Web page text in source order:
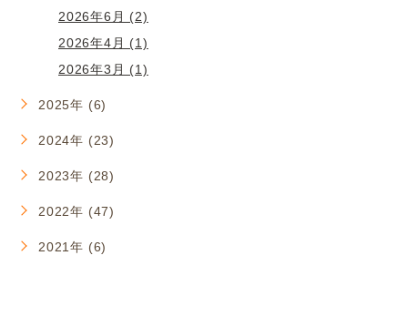
2026年6月 (2)
2026年4月 (1)
2026年3月 (1)
2025年 (6)
2024年 (23)
2023年 (28)
2022年 (47)
2021年 (6)